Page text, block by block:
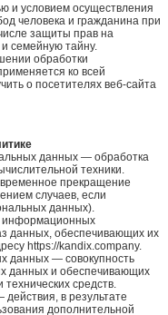
и условием осуществления
человека и гражданина при
защиты прав на
семейную тайну.
обработки
ко всей
о посетителях веб-сайта
данных — обработка
техники.
прекращение
случаев, если
данных).
информационных
данных, обеспечивающих их
https://kandix.company.
данных — совокупность
данных и обеспечивающих
средств.
в результате
дополнительной